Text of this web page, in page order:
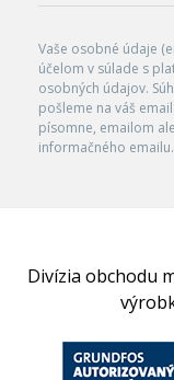
Vaše osobné údaje
účelom v súlade s
osobných údajov.
pošleme na váš
písomne, emailom
informačného emailu.
Divízia obchodu